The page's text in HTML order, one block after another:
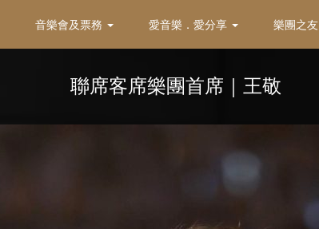
聯席客席樂團首席｜王敬
音樂會及票務 愛音樂．愛分享 樂團之友